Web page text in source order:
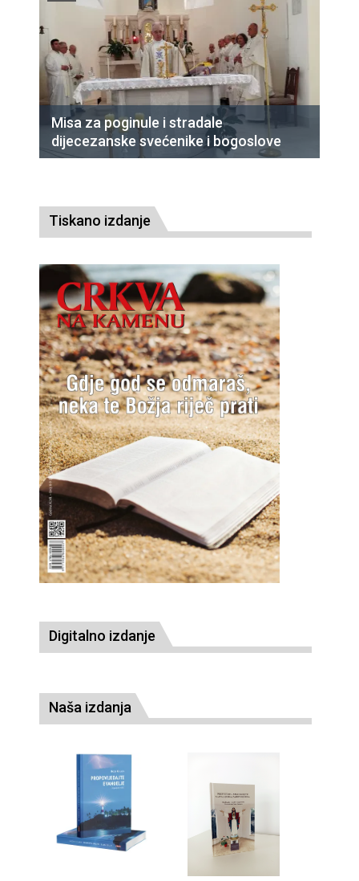
Misa za poginule i stradale
dijecezanske svećenike i bogoslove
Tiskano izdanje
Digitalno izdanje
Naša izdanja